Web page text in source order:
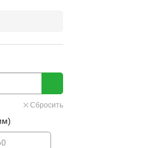
Сбросить